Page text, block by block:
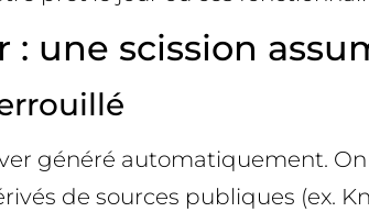
une scission
généré automatiquement.
de sources publiques (ex.